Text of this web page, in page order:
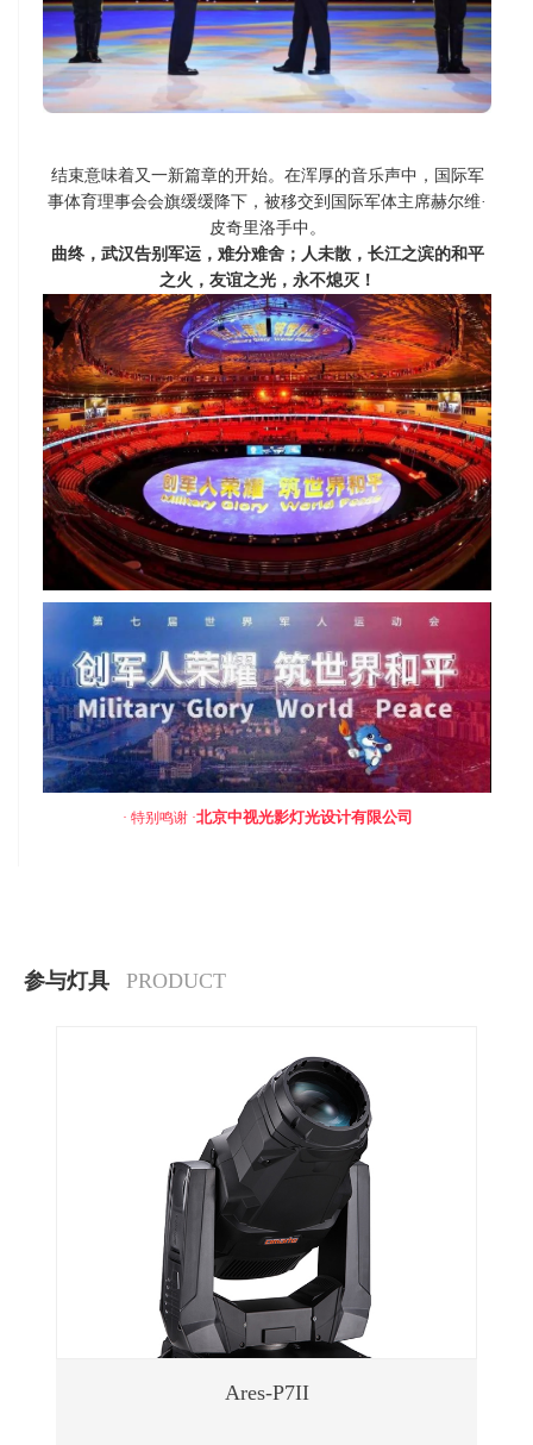
结束意味着又一新篇章的开始。 在浑厚的音乐声中，国际军
事体育理事会会旗缓缓降下，被移交到国际军体主席赫尔维·
皮奇里洛手中。
曲终，武汉告别军运，难分难舍； 人未散，长江之滨的和平
之火，友谊之光，永不熄灭！
· 特别鸣谢 ·北京中视光影灯光设计有限公司
参与灯具 PRODUCT
Ares-P7II